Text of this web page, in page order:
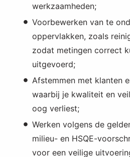
werkzaamheden;
Voorbewerken van te
oppervlakken, zoals
zodat metingen correct
uitgevoerd;
Afstemmen met klanten
waarbij je kwaliteit en
oog verliest;
Werken volgens de
milieu- en HSQE-
voor een veilige